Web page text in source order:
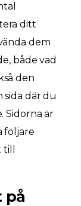
ditt
dem
både vad
den
sida där du
Sidorna är
följare
på